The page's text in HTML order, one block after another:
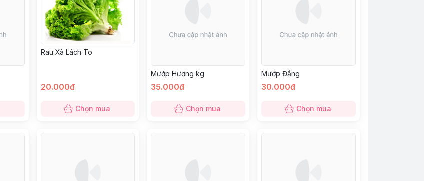
Rau Xà Lách To
20.000đ
Chọn mua
Mướp Hương kg
35.000đ
Chọn mua
Mướp Đắng
30.000đ
Chọn mua